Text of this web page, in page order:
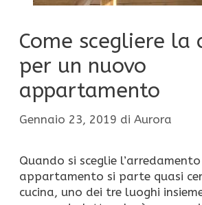
Come scegliere la
per un nuovo
appartamento
Gennaio 23, 2019 di Aurora
Quando si sceglie
appartamento si parte quasi
cucina, uno dei tre luoghi